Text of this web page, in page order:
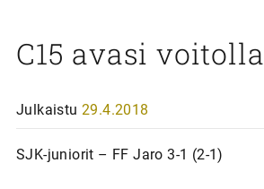
C15 avasi voitolla
Julkaistu 29.4.2018
SJK-juniorit – FF Jaro 3-1 (2-1)